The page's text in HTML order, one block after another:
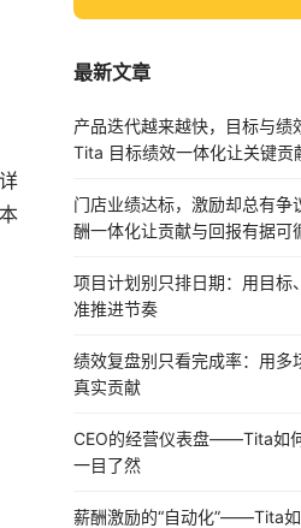
最新文章
产品迭代越来越快，目标与绩
Tita 目标绩效一体化让关键贡
门店业绩达标，激励却总有争
酬一体化让贡献与回报有据可
项目计划别只排日期：用目标
准推进节奏
绩效复盘别只看完成率：用多
真实贡献
CEO的经营仪表盘——Tita如
一目了然
薪酬激励的“自动化”——Tita